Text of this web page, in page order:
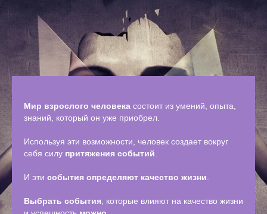
Мир взрослого человека состоит из умений, опыта,
знаний, который он уже приобрел.
Используя эти возможности, человек создает вокруг
себя силу притяжения событий
И эти события определяют качество жизни
Выбрать события , которые влияют на качество жизни